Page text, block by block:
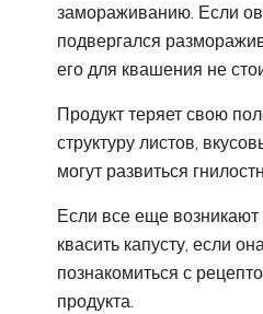
замораживанию. Если
подвергался
его для квашения не
Продукт теряет свою
структуру листов,
могут развиться
Если все еще
квасить капусту, если
познакомиться с
продукта.